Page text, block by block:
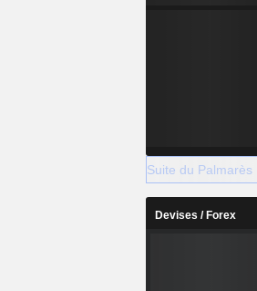
Suite du Palmarès
Devises / Forex